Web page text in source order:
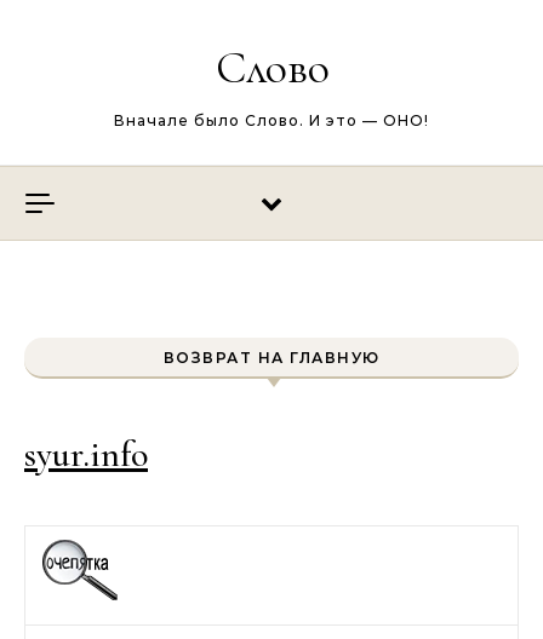
Слово
Вначале было Слово. И это — ОНО!
ВОЗВРАТ НА ГЛАВНУЮ
syur.info